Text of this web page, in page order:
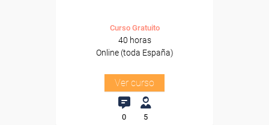
Curso Gratuito
40 horas
Online (toda España)
Ver curso
0 5